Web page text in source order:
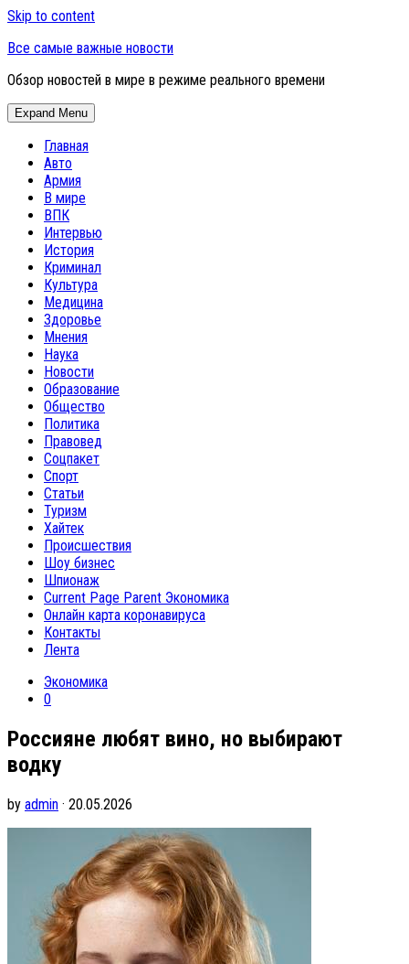
Skip to content
Все самые важные новости
Обзор новостей в мире в режиме реального времени
Expand Menu
Главная
Авто
Армия
В мире
ВПК
Интервью
История
Криминал
Культура
Медицина
Здоровье
Мнения
Наука
Новости
Образование
Общество
Политика
Правовед
Соцпакет
Спорт
Статьи
Туризм
Хайтек
Происшествия
Шоу бизнес
Шпионаж
Current Page Parent Экономика
Онлайн карта коронавируса
Контакты
Лента
Экономика
0
Россияне любят вино, но выбирают
водку
by admin · 20.05.2026